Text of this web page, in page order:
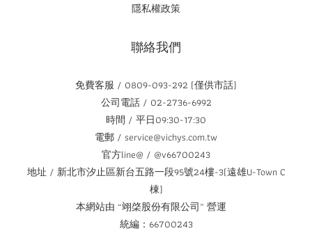
隱私權政策
聯絡我們
免費客服 / 0809-093-292 (僅供市話)
公司電話 / 02-2736-6992
時間 / 平日09:30-17:30
電郵 / service@vichys.com.tw
官方line@ / @v66700243
地址 / 新北市汐止區新台五路一段95號24樓-3(遠雄U-Town C
棟)
本網站由 “翊棨股份有限公司” 營運
統編：66700243